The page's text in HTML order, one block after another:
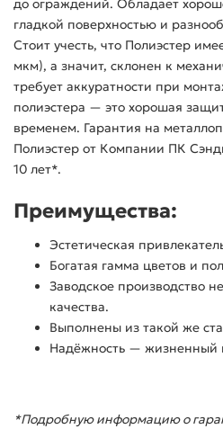
до ограждений. Обладает
гладкой поверхностью и
Стоит учесть, что Полиэстер
мкм), а значит, склонен к
требует аккуратности при
полиэстера — это хорошая
временем. Гарантия на
Полиэстер от Компании ПК
10 лет*.
Преимущества:
Эстетическая
Богатая гамма цветов и
Заводское производство
качества.
Выполнены из такой же
Надёжность — жизненный
*Подробную информацию о